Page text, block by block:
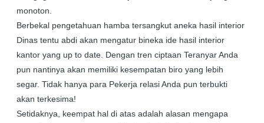
monoton.
Berbekal pengetahuan hamba tersangkut aneka hasil interior
Dinas tentu abdi akan mengatur bineka ide hasil interior
kantor yang up to date. Dengan tren ciptaan Teranyar Anda
pun nantinya akan memiliki kesempatan biro yang lebih
segar. Tidak hanya para Pekerja relasi Anda pun terbukti
akan terkesima!
Setidaknya, keempat hal di atas adalah alasan mengapa